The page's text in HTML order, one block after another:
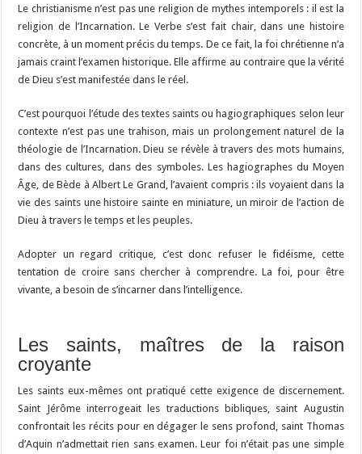
Le christianisme n’est pas une religion de mythes intemporels : il est la
religion de l’Incarnation. Le Verbe s’est fait chair, dans une histoire
concrète, à un moment précis du temps. De ce fait, la foi chrétienne n’a
jamais craint l’examen historique. Elle affirme au contraire que la vérité
de Dieu s’est manifestée dans le réel.
C’est pourquoi l’étude des textes saints ou hagiographiques selon leur
contexte n’est pas une trahison, mais un prolongement naturel de la
théologie de l’Incarnation. Dieu se révèle à travers des mots humains,
dans des cultures, dans des symboles. Les hagiographes du Moyen
Âge, de Bède à Albert Le Grand, l’avaient compris : ils voyaient dans la
vie des saints une histoire sainte en miniature, un miroir de l’action de
Dieu à travers le temps et les peuples.
Adopter un regard critique, c’est donc refuser le fidéisme, cette
tentation de croire sans chercher à comprendre. La foi, pour être
vivante, a besoin de s’incarner dans l’intelligence.
Les saints, maîtres de la raison
croyante
Les saints eux-mêmes ont pratiqué cette exigence de discernement.
Saint Jérôme interrogeait les traductions bibliques, saint Augustin
confrontait les récits pour en dégager le sens profond, saint Thomas
d’Aquin n’admettait rien sans examen. Leur foi n’était pas une simple